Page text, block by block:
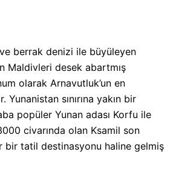
berrak denizi ile büyüleyen
Maldivleri desek abartmış
olarak Arnavutluk’un en
Yunanistan sınırına yakın bir
popüler Yunan adası Korfu ile
civarında olan Ksamil son
bir tatil destinasyonu haline gelmiş